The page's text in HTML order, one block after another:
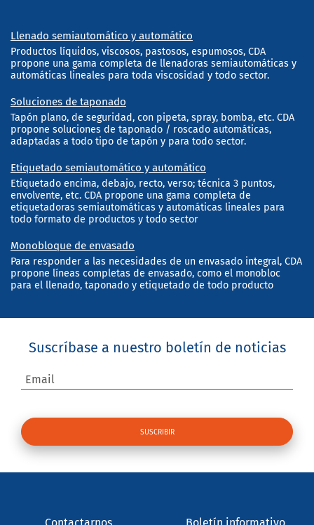
Llenado semiautomático y automático
Productos líquidos, viscosos, pastosos, espumosos, CDA
propone una gama completa de llenadoras semiautomáticas y
automáticas lineales para toda viscosidad y todo sector.
Soluciones de taponado
Tapón plano, de seguridad, con pipeta, spray, bomba, etc. CDA
propone soluciones de taponado / roscado automáticas,
adaptadas a todo tipo de tapón y para todo sector.
Etiquetado semiautomático y automático
Etiquetado encima, debajo, recto, verso; técnica 3 puntos,
envolvente, etc. CDA propone una gama completa de
etiquetadoras semiautomáticas y automáticas lineales para
todo formato de productos y todo sector
Monobloque de envasado
Para responder a las necesidades de un envasado integral, CDA
propone líneas completas de envasado, como el monobloc
para el llenado, taponado y etiquetado de todo producto
Suscríbase a nuestro boletín de noticias
Email